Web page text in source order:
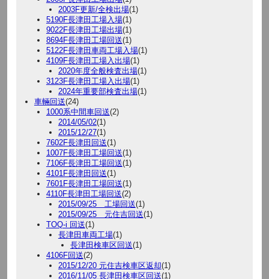
2003F更新/全検出場(1)
5190F長津田工場入場(1)
9022F長津田工場出場(1)
8694F長津田工場回送(1)
5122F長津田車両工場入場(1)
4109F長津田工場入出場(1)
2020年度全般検査出場(1)
3123F長津田工場入出場(1)
2024年重要部検査出場(1)
車輛回送(24)
1000系中間車回送(2)
2014/05/02(1)
2015/12/27(1)
7602F長津田回送(1)
1007F長津田工場回送(1)
7106F長津田工場回送(1)
4101F長津田回送(1)
7601F長津田工場回送(1)
4110F長津田工場回送(2)
2015/09/25 工場回送(1)
2015/09/25 元住吉回送(1)
TOQ-i 回送(1)
長津田車両工場(1)
長津田検車区回送(1)
4106F回送(2)
2015/12/20 元住吉検車区返却(1)
2016/11/05 長津田検車区回送(1)